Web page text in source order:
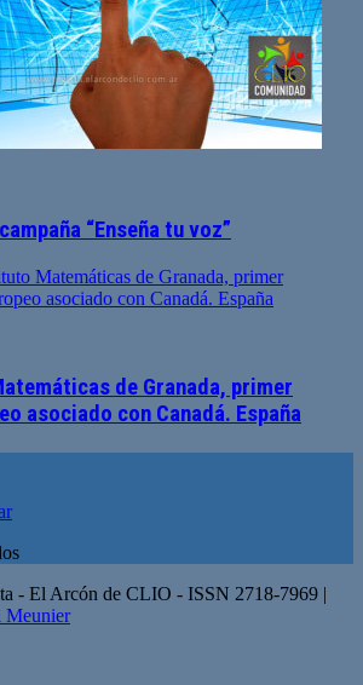
“Enseña tu voz”
de Granada, primer
asociado con Canadá. España
- El Arcón de CLIO - ISSN 2718-7969 |
Meunier